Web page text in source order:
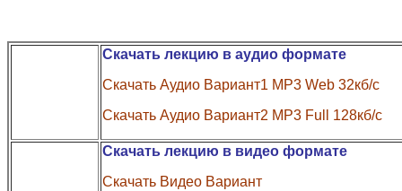
Скачать лекцию в аудио формате
Скачать Аудио Вариант1 MP3 Web 32кб/с
Скачать Аудио Вариант2 MP3 Full 128кб/с
Скачать лекцию в видео формате
Скачать Видео Вариант